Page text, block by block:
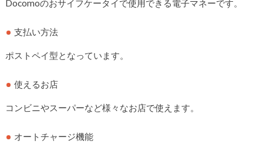
Docomoのおサイフケータイで使用できる電子マネーです。
支払い方法
ポストペイ型となっています。
使えるお店
コンビニやスーパーなど様々なお店で使えます。
オートチャージ機能